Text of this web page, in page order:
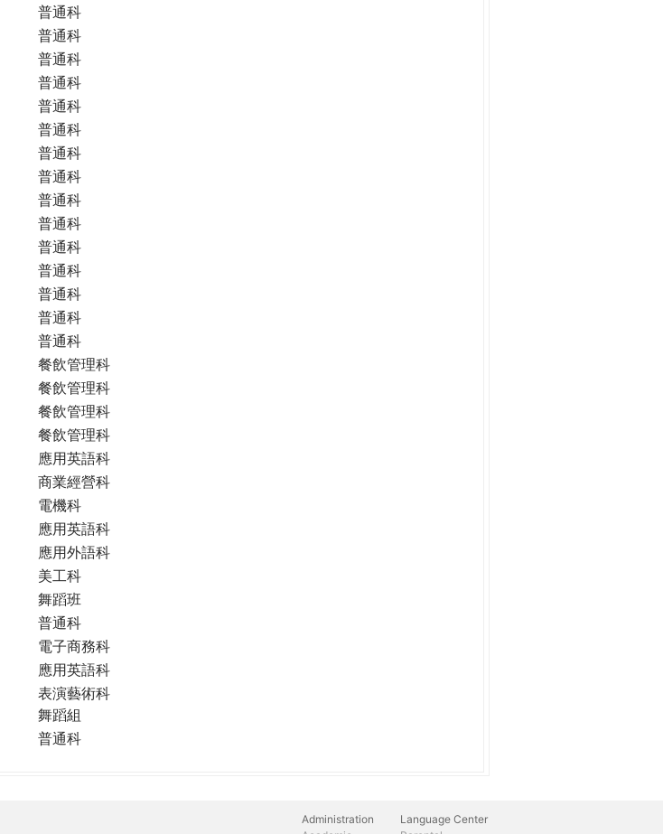
普通科
普通科
普通科
普通科
普通科
普通科
普通科
普通科
普通科
普通科
普通科
普通科
普通科
普通科
普通科
餐飲管理科
餐飲管理科
餐飲管理科
餐飲管理科
應用英語科
商業經營科
電機科
應用英語科
應用外語科
美工科
舞蹈班
普通科
電子商務科
應用英語科
表演藝術科
舞蹈組
普通科
Administration
Language Center